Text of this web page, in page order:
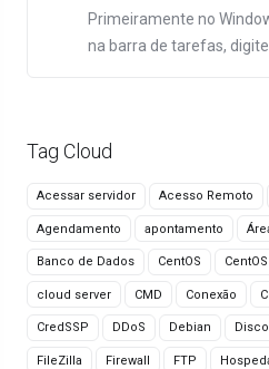
Tag Cloud
Acessar servidor Acesso Remoto
Agendamento apontamento
Banco de Dados CentOS
cloud server CMD Conexão
CredSSP DDoS Debian Disco
FileZilla Firewall FTP
Primeiramente no
na barra de tarefas, digite